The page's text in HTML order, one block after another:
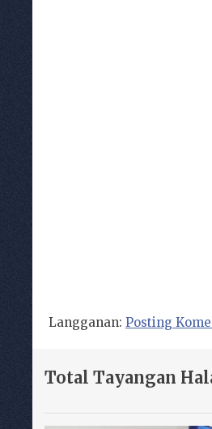
Langganan: Posting
Total Tayangan